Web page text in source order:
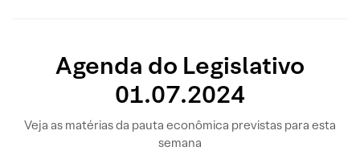
Agenda do Legislativo
01.07.2024
Veja as matérias da pauta econômica previstas para esta
semana